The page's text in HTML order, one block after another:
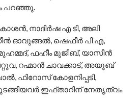
പറഞ്ഞു.
നാദിർഷ എ ടി, അലി
ഓവുങ്ങൽ, ഷെഫീർ പി എ,
ഫഹീം മുജീബ്, യാസീൻ
റഹ്മാൻ ചാവക്കാട്, അയൂബ്
ഫിറോസ് കോളനിപ്പടി,
ഇഫ്താറിന് നേതൃത്വം